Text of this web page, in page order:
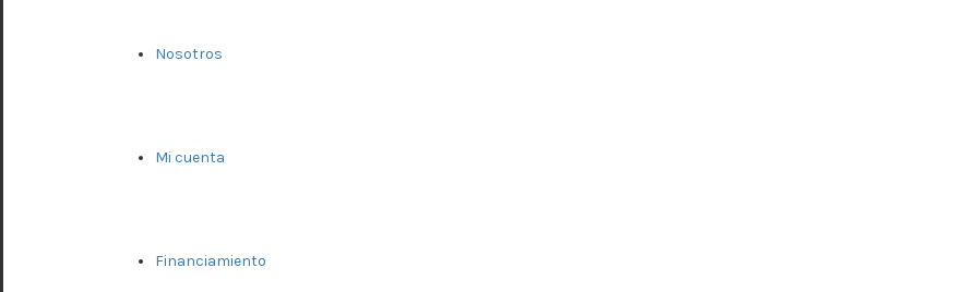
Nosotros
Mi cuenta
Financiamiento